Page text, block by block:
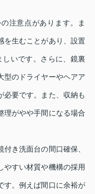
注意点があります。ま
を生むことがあり、設置
いです。さらに、鏡裏
型のドライヤーやヘアア
必要です。また、収納も
理がやや手間になる場合
き洗面台の間口確保、
やすい材質や機構の採用
す。例えば間口に余裕が